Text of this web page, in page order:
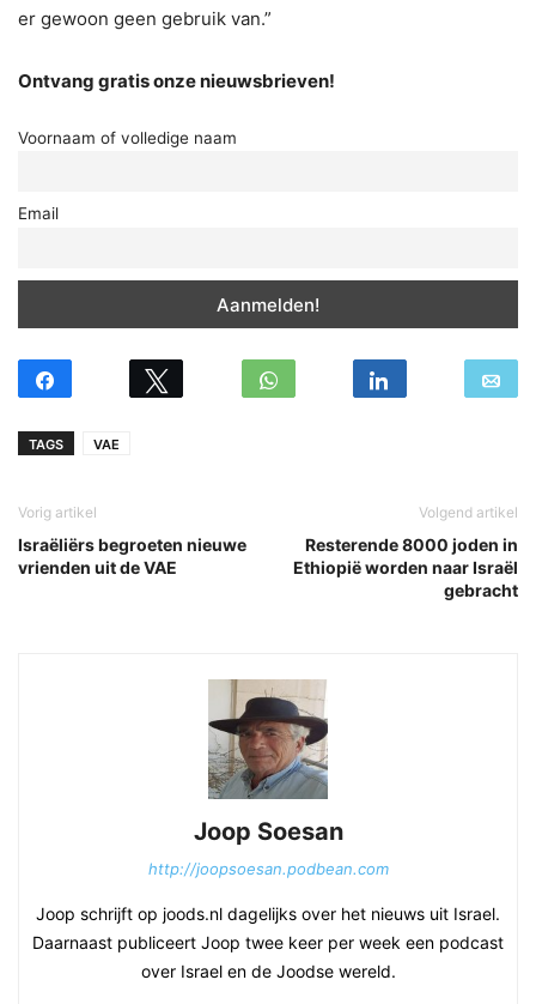
er gewoon geen gebruik van.”
Ontvang gratis onze nieuwsbrieven!
Voornaam of volledige naam
Email
TAGS VAE
Vorig artikel
Israëliërs begroeten nieuwe
vrienden uit de VAE
Volgend artikel
Resterende 8000 joden in
Ethiopië worden naar Israël
gebracht
Joop Soesan
http://joopsoesan.podbean.com
Joop schrijft op joods.nl dagelijks over het nieuws uit Israel.
Daarnaast publiceert Joop twee keer per week een podcast
over Israel en de Joodse wereld.